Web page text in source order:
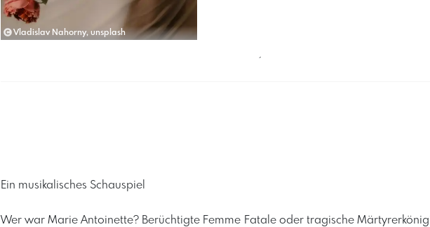
Vladislav Nahorny, unsplash
´
Ein musikalisches Schauspiel
Wer war Marie Antoinette? Berüchtigte Femme Fatale oder tragische